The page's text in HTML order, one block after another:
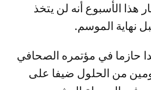
هذا الأسبوع أنه لن يتخذ
نهاية الموسم.
حازما في مؤتمره الصحافي
من الحلول ضيفا على